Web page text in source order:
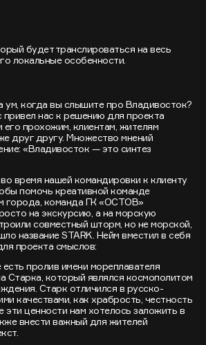
будет транслироваться на весь
локальные особенности.
ум, когда вы слышите про Владивосток?
нас к решению для проекта
его прохожим, клиентам, жителям
друг другу. Множество мнений
«Владивосток — это синтез
время нашей командировки к клиенту
помочь креативной команде
города, команда ГК «ОСТОВ»
на экскурсию, а на морскую
совместный шторм, но не морской,
название STARK. Нейм вместил в себя
проекта смыслов:
пролив имени мореплавателя
Старка, который являлся космополитом
Старк отличился в русско-
качествами, как храбрость, честность
эти ценности нам хотелось заложить в
внести важный для жителей